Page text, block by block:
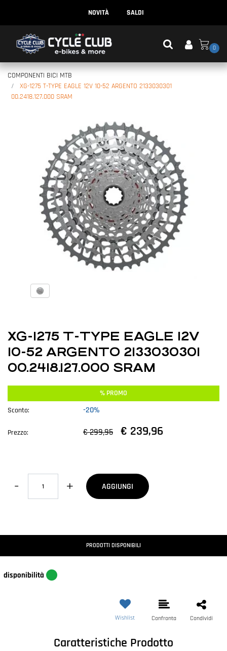
NOVITÀ SALDI
0
COMPONENTI BICI MTB
XG-1275 T-TYPE EAGLE 12V 10-52 ARGENTO 2133030301
00.2418.127.000 SRAM
XG-1275 T-TYPE EAGLE 12V
10-52 ARGENTO 2133030301
00.2418.127.000 SRAM
% PROMO
Sconto:
-20%
Prezzo: € 299,95 € 239,96
Quantità
AGGIUNGI
PRODOTTI DISPONIBILI
disponibilità
Wishlist Confronta Condividi
Caratteristiche Prodotto